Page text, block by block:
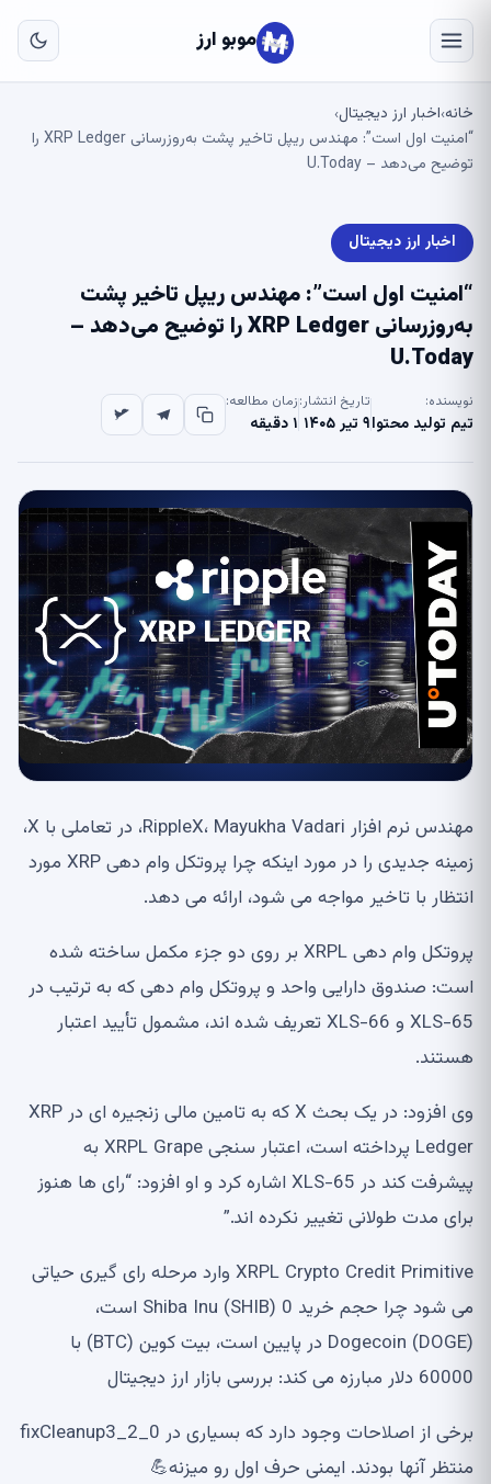
موبو ارز
خانه›اخبار ارز دیجیتال›
“امنیت اول است”: مهندس ریپل تاخیر پشت به‌روزرسانی XRP Ledger را
توضیح می‌دهد – U.Today
اخبار ارز دیجیتال
“امنیت اول است”: مهندس ریپل تاخیر پشت
به‌روزرسانی XRP Ledger را توضیح می‌دهد –
U.Today
نویسنده:
تیم تولید محتوا
تاریخ انتشار:
۹ تیر ۱۴۰۵
زمان مطالعه:
۱ دقیقه
مهندس نرم افزار RippleX، Mayukha Vadari، در تعاملی با X،
زمینه جدیدی را در مورد اینکه چرا پروتکل وام دهی XRP مورد
انتظار با تاخیر مواجه می شود، ارائه می دهد.
پروتکل وام دهی XRPL بر روی دو جزء مکمل ساخته شده
است: صندوق دارایی واحد و پروتکل وام دهی که به ترتیب در
XLS-65 و XLS-66 تعریف شده اند، مشمول تأیید اعتبار
هستند.
وی افزود: در یک بحث X که به تامین مالی زنجیره ای در XRP
Ledger پرداخته است، اعتبار سنجی XRPL Grape به
پیشرفت کند در XLS-65 اشاره کرد و او افزود: “رای ها هنوز
برای مدت طولانی تغییر نکرده اند.”
XRPL Crypto Credit Primitive وارد مرحله رای گیری حیاتی
می شود چرا حجم خرید Shiba Inu (SHIB) 0 است،
Dogecoin (DOGE) در پایین است، بیت کوین (BTC) با
60000 دلار مبارزه می کند: بررسی بازار ارز دیجیتال
برخی از اصلاحات وجود دارد که بسیاری در fixCleanup3_2_0
منتظر آنها بودند. ایمنی حرف اول رو میزنه💪